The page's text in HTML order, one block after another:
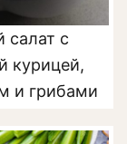
салат с
курицей,
и грибами